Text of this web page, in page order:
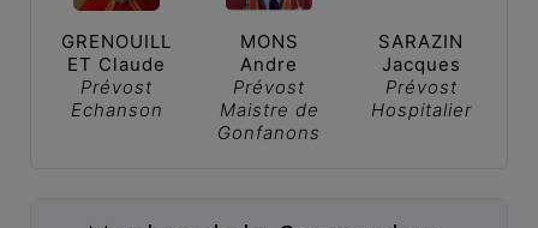
GRENOUILL
ET Claude
Prévost
Echanson
MONS
Andre
Prévost
Maistre de
Gonfanons
SARAZIN
Jacques
Prévost
Hospitalier